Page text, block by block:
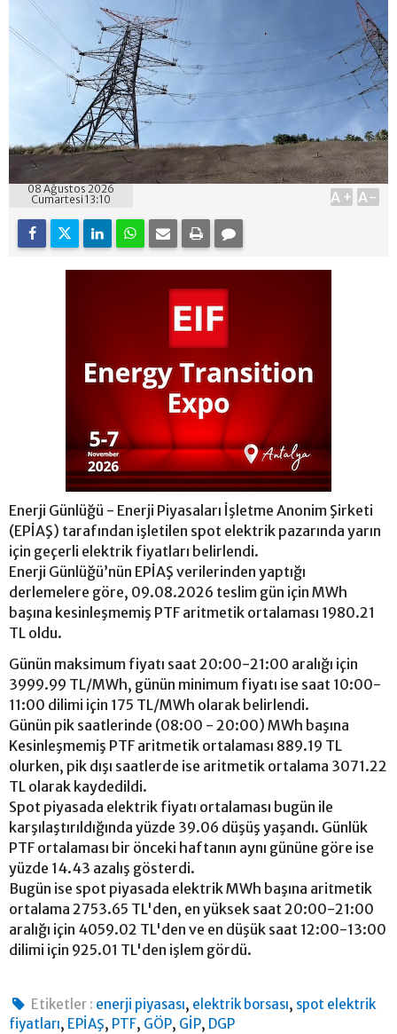
08 Ağustos 2026
Cumartesi 13:10
A+ A-
Enerji Günlüğü - Enerji Piyasaları İşletme Anonim Şirketi
(EPİAŞ) tarafından işletilen spot elektrik pazarında yarın
için geçerli elektrik fiyatları belirlendi.
Enerji Günlüğü’nün EPİAŞ verilerinden yaptığı
derlemelere göre, 09.08.2026 teslim gün için MWh
başına kesinleşmemiş PTF aritmetik ortalaması 1980.21
TL oldu.
Günün maksimum fiyatı saat 20:00-21:00 aralığı için
3999.99 TL/MWh, günün minimum fiyatı ise saat 10:00-
11:00 dilimi için 175 TL/MWh olarak belirlendi.
Günün pik saatlerinde (08:00 - 20:00) MWh başına
Kesinleşmemiş PTF aritmetik ortalaması 889.19 TL
olurken, pik dışı saatlerde ise aritmetik ortalama 3071.22
TL olarak kaydedildi.
Spot piyasada elektrik fiyatı ortalaması bugün ile
karşılaştırıldığında yüzde 39.06 düşüş yaşandı. Günlük
PTF ortalaması bir önceki haftanın aynı gününe göre ise
yüzde 14.43 azalış gösterdi.
Bugün ise spot piyasada elektrik MWh başına aritmetik
ortalama 2753.65 TL'den, en yüksek saat 20:00-21:00
aralığı için 4059.02 TL'den ve en düşük saat 12:00-13:00
dilimi için 925.01 TL'den işlem gördü.
Etiketler : enerji piyasası, elektrik borsası, spot elektrik
fiyatları, EPİAŞ, PTF, GÖP, GİP, DGP